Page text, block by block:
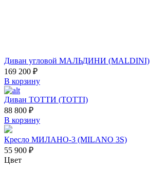
Диван угловой МАЛЬДИНИ (MALDINI)
169 200 ₽
В корзину
Диван ТОТТИ (TOTTI)
88 800 ₽
В корзину
Кресло МИЛАНО-3 (MILANO 3S)
55 900 ₽
Цвет